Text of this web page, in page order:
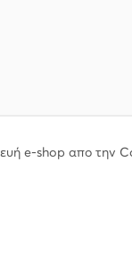
e-shop απο την